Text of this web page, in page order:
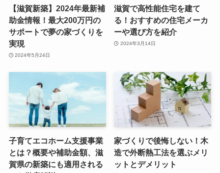
【滋賀新築】2024年最新補
助金情報！最大200万円の
サポートで夢の家づくりを
実現
2024年5月24日
滋賀で高性能住宅を建て
る！おすすめの住宅メーカ
ーや選び方を紹介
2024年3月14日
子育てエコホーム支援事業
とは？概要や補助金額、滋
賀県の新築にも適用される
家づくりで後悔しない！木
造で外断熱工法を選ぶメリ
ットとデメリット